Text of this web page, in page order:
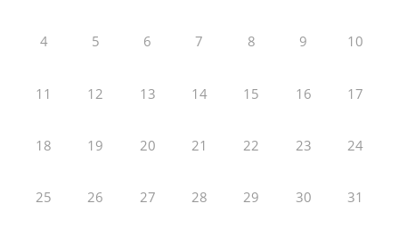
4 5 6 7 8 9 10
11 12 13 14 15 16 17
18 19 20 21 22 23 24
25 26 27 28 29 30 31